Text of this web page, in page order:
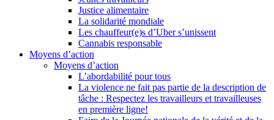
Justice alimentaire
La solidarité mondiale
Les chauffeur(e)s d’Uber s’unissent
Cannabis responsable
Moyens d’action
Moyens d’action
L’abordabilité pour tous
La violence ne fait pas partie de la description de
tâche : Respectez les travailleurs et travailleuses
en première ligne!